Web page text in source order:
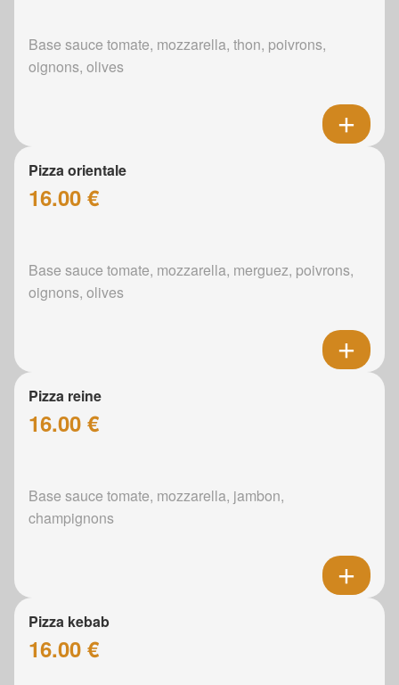
Base sauce tomate, mozzarella, thon, poivrons,
oignons, olives
Pizza orientale
16.00 €
Base sauce tomate, mozzarella, merguez, poivrons,
oignons, olives
Pizza reine
16.00 €
Base sauce tomate, mozzarella, jambon,
champignons
Pizza kebab
16.00 €